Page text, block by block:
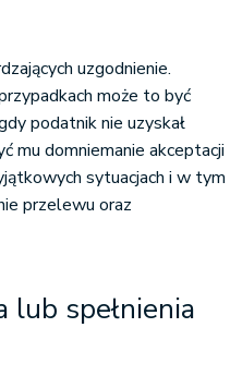
uzgodnienie.
może to być
podatnik nie uzyskał
mu domniemanie akceptacji
sytuacjach i w tym
przelewu oraz
lub spełnienia